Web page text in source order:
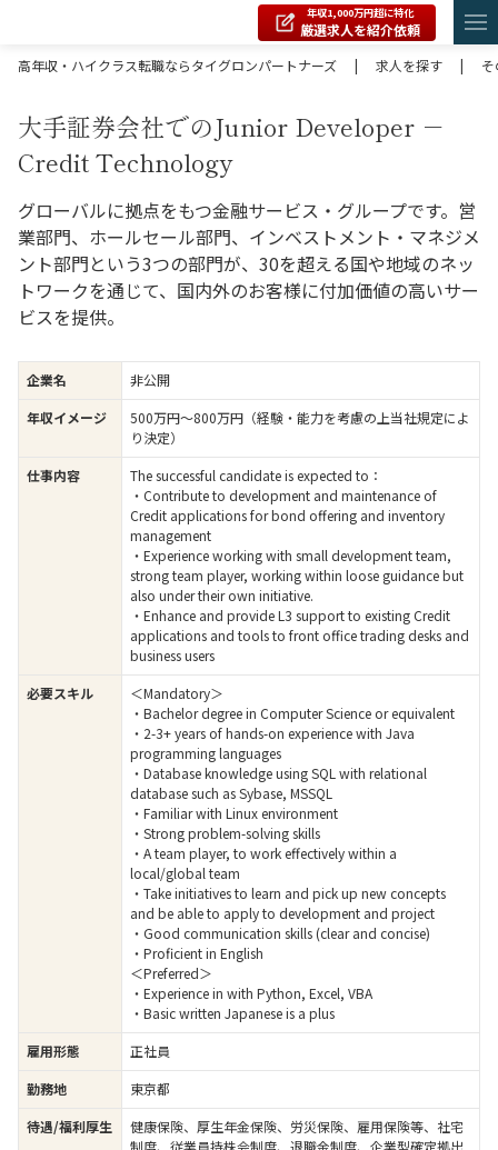
年収1,000万円超に特化
厳選求人を紹介依頼
高年収・ハイクラス転職ならタイグロンパートナーズ
| 求人を探す |
大手証券会社でのJunior Developer －
Credit Technology
グローバルに拠点をもつ金融サービス・グループです。営
業部門、ホールセール部門、インベストメント・マネジメ
ント部門という3つの部門が、30を超える国や地域のネッ
トワークを通じて、国内外のお客様に付加価値の高いサー
ビスを提供。
企業名
非公開
年収イメージ
500万円〜800万円（経験・能力を考慮の上当社規定によ
り決定）
仕事内容
The successful candidate is expected to：
・Contribute to development and maintenance of
Credit applications for bond offering and inventory
management
・Experience working with small development team,
strong team player, working within loose guidance but
also under their own initiative.
・Enhance and provide L3 support to existing Credit
applications and tools to front office trading desks and
business users
必要スキル
＜Mandatory＞
・Bachelor degree in Computer Science or equivalent
・2-3+ years of hands-on experience with Java
programming languages
・Database knowledge using SQL with relational
database such as Sybase, MSSQL
・Familiar with Linux environment
・Strong problem-solving skills
・A team player, to work effectively within a
local/global team
・Take initiatives to learn and pick up new concepts
and be able to apply to development and project
・Good communication skills (clear and concise)
・Proficient in English
＜Preferred＞
・Experience in with Python, Excel, VBA
・Basic written Japanese is a plus
雇用形態
正社員
勤務地
東京都
待遇/福利厚生
健康保険、厚生年金保険、労災保険、雇用保険等、社宅
制度、従業員持株会制度、退職金制度、企業型確定拠出